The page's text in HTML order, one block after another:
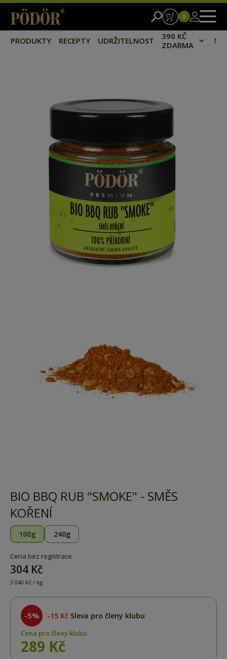
PRODUKTY RECEPTY UDRŽITELNOST
390 KČ
ZDARMA
0
BIO BBQ RUB "SMOKE" - SMĚS
KOŘENÍ
100g 240g
Cena bez registrace
304 Kč
3 040 Kč / kg
-5% 15 Kč Sleva pro členy klubu
Cena pro členy klubu
289 Kč